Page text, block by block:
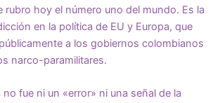
rubro hoy el número uno del mundo. Es la
en la política de EU y Europa, que
a los gobiernos colombianos
narco-paramilitares.
fue ni un «error» ni una señal de la